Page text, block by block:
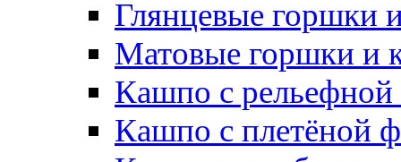
Глянцевые горшки
Матовые горшки и
Кашпо с рельефной
Кашпо с плетёной